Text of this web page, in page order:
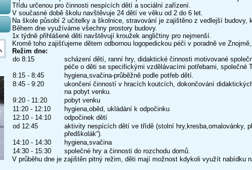
Třídu určenou pro činnosti nespících dětí a sociální zařízení.
V současné době školu navštěvuje 24 dětí ve věku od 2 do 6 let.
Na škole působí 2 učitelky a školnice, stravování je zajištěno z vedlejší budovy,
Během dne využíváme všechny prostory budovy.
1x týdně přihlášené děti navštěvují kroužek angličtiny pro nejmenší.
Kromě toho zajišťujeme dětem odbornou logopedickou péči v poradně ve
Režim dne:
do 8:15
scházení dětí, ranní hry, didaktické činnosti motivované
péče o děti se specifickými vzdělávacími potřebami,
8:15 - 8:45
hygiena,svačina-průběžně podle potřeb dětí.
8:45 - 9:20
ukončení činností v hracích koutcích, dokončování
na pobyt venku.
9:20 - 11:20
pobyt venku
11:20 - 12:10
hygiena,oběd, ukládání k odpočinku
12:10 - 14:10
odpočinek dětí
od 12:45
aktivity nespících dětí ve třídě (stolní hry,kresba,omalovánky,
předškolák“).
14:10 - 14:30
hygiena,svačina
14:30 - 15:30
společné hry a činnosti do rozchodu domů.
V průběhu dne je zajištěn pitný režim, děti mají možnost kdykoli využít nabídku